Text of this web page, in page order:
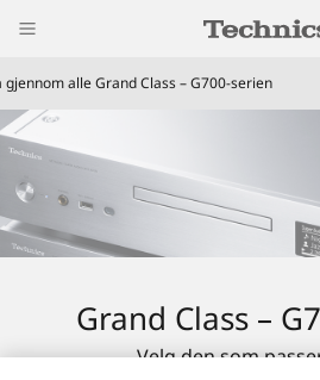
gjennom alle Grand Class – G700-serien
Velg den som
Grand Class –